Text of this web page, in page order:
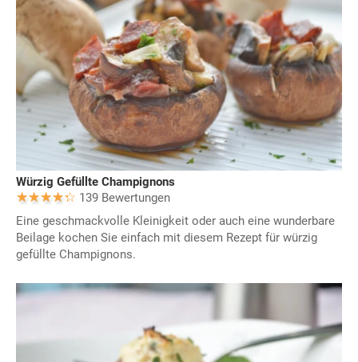
Würzig Gefüllte Champignons
139 Bewertungen
Eine geschmackvolle Kleinigkeit oder auch eine wunderbare
Beilage kochen Sie einfach mit diesem Rezept für würzig
gefüllte Champignons.